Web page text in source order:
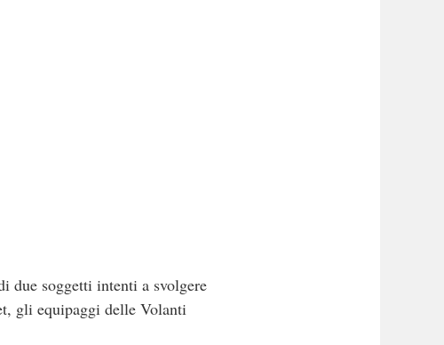
due soggetti intenti a svolgere
gli equipaggi delle Volanti